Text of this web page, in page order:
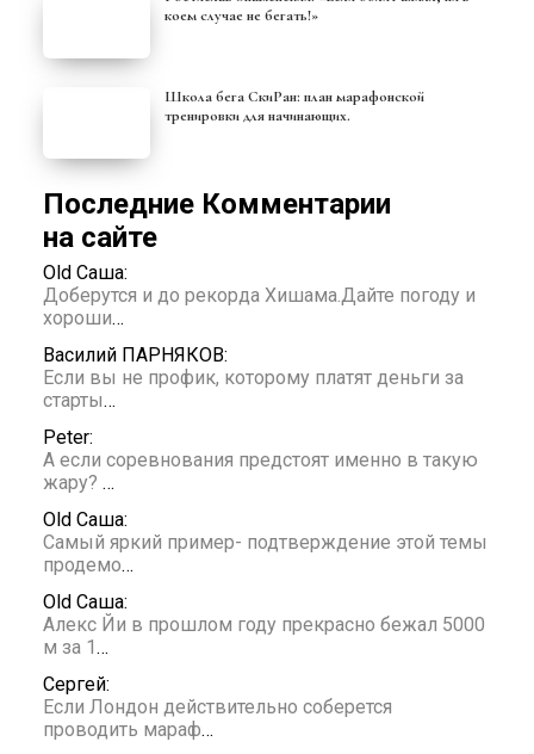
коем случае не бегать!»
Школа бега СкиРан: план марафонской
тренировки для начинающих.
Последние Комментарии
на сайте
Old Саша:
Доберутся и до рекорда Хишама.Дайте погоду и
хороши…
Василий ПАРНЯКОВ:
Если вы не профик, которому платят деньги за
старты…
Peter:
А если соревнования предстоят именно в такую
жару? …
Old Саша:
Самый яркий пример- подтверждение этой темы
продемо…
Old Саша:
Алекс Йи в прошлом году прекрасно бежал 5000
м за 1…
Сергей:
Если Лондон действительно соберется
проводить мараф…